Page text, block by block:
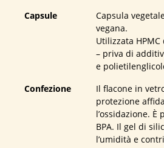
Capsule
Capsula
vegana.
Utilizzata
– priva di
e
Confezione
Il flacone in
protezione
l’ossidazione.
BPA. Il gel di
l’umidità e